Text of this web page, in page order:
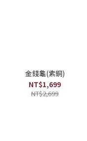
金錢龜(紫銅)
NT$1,699
NT$2,699